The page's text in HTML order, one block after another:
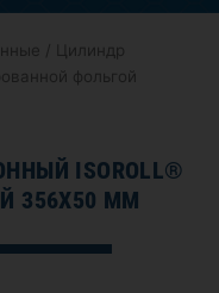
/ Цилиндр
фольгой
ISOROLL®
356Х50 ММ